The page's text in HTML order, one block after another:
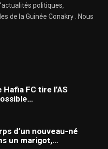
politiques,
de la Guinée Conakry . Nous
Hafia FC tire l’AS
d’un nouveau-né
un marigot,…